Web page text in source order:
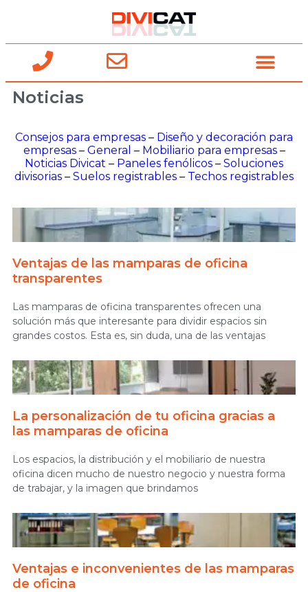
Noticias
Consejos para empresas – Diseño y decoración para
empresas– General – Mobiliario para empresas–
Noticias Divicat – Paneles fenólicos – Soluciones
divisorias – Suelos registrables – Techos registrables
Ventajas de las mamparas de oficina
transparentes
Las mamparas de oficina transparentes ofrecen una
solución más que interesante para dividir espacios sin
grandes costos. Esta es, sin duda, una de las ventajas
La personalización de tu oficina gracias a
las mamparas de oficina
Los espacios, la distribución y el mobiliario de nuestra
oficina dicen mucho de nuestro negocio y nuestra forma
de trabajar, y la imagen que brindamos
Ventajas e inconvenientes de las mamparas
de oficina